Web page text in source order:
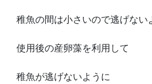
稚魚の間は小さいので逃げない
使用後の産卵藻を利用して
稚魚が逃げないように